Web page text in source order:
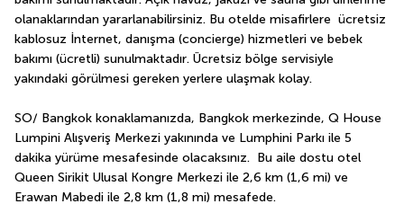
olanaklarından yararlanabilirsiniz. Bu otelde misafirlere  ücretsiz
kablosuz İnternet, danışma (concierge) hizmetleri ve bebek
bakımı (ücretli) sunulmaktadır. Ücretsiz bölge servisiyle
yakındaki görülmesi gereken yerlere ulaşmak kolay.
SO/ Bangkok konaklamanızda, Bangkok merkezinde, Q House
Lumpini Alışveriş Merkezi yakınında ve Lumphini Parkı ile 5
dakika yürüme mesafesinde olacaksınız.  Bu aile dostu otel
Queen Sirikit Ulusal Kongre Merkezi ile 2,6 km (1,6 mi) ve
Erawan Mabedi ile 2,8 km (1,8 mi) mesafede.